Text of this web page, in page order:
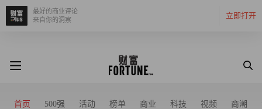
立即打开
最好的商业评论
来自你的洞察
首页 500强 活动 榜单 商业 科技 视频 商潮